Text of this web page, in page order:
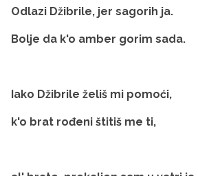
Odlazi Džibrile, jer sagorih ja.
Bolje da k'o amber gorim sada.
Iako Džibrile želiš mi pomoći,
k'o brat rođeni štitiš me ti,